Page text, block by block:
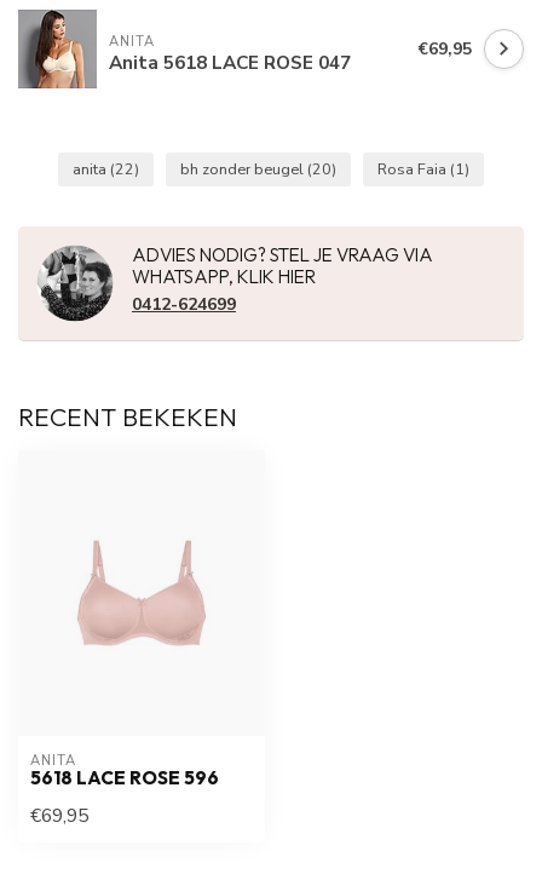
ANITA
Anita 5618 LACE ROSE 047 €69,95
anita (22) bh zonder beugel (20) Rosa Faia (1)
ADVIES NODIG? STEL JE VRAAG VIA
WHATSAPP, KLIK HIER
0412-624699
RECENT BEKEKEN
ANITA
5618 LACE ROSE 596
€69,95